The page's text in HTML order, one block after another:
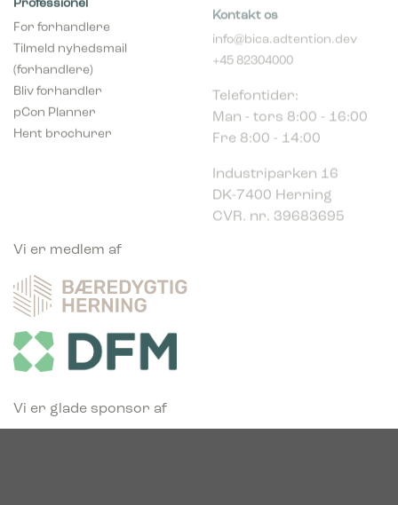
For forhandlere
Tilmeld nyhedsmail
(forhandlere)
Bliv forhandler
pCon Planner
Hent brochurer
+45 82304000
Man - tors 8:00 - 16:00
Fre 8:00 - 14:00
DK-7400 Herning
CVR. nr. 39683695
Vi er medlem af
Vi er glade sponsor af